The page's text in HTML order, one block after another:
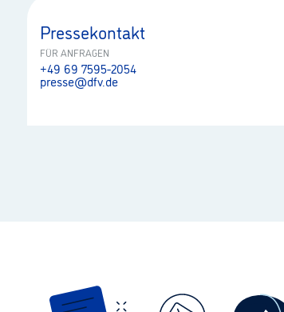
Pressekontakt
FÜR ANFRAGEN
+49 69 7595-2054
presse@dfv.de